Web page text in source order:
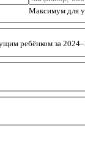
Максимум для
ребёнком за